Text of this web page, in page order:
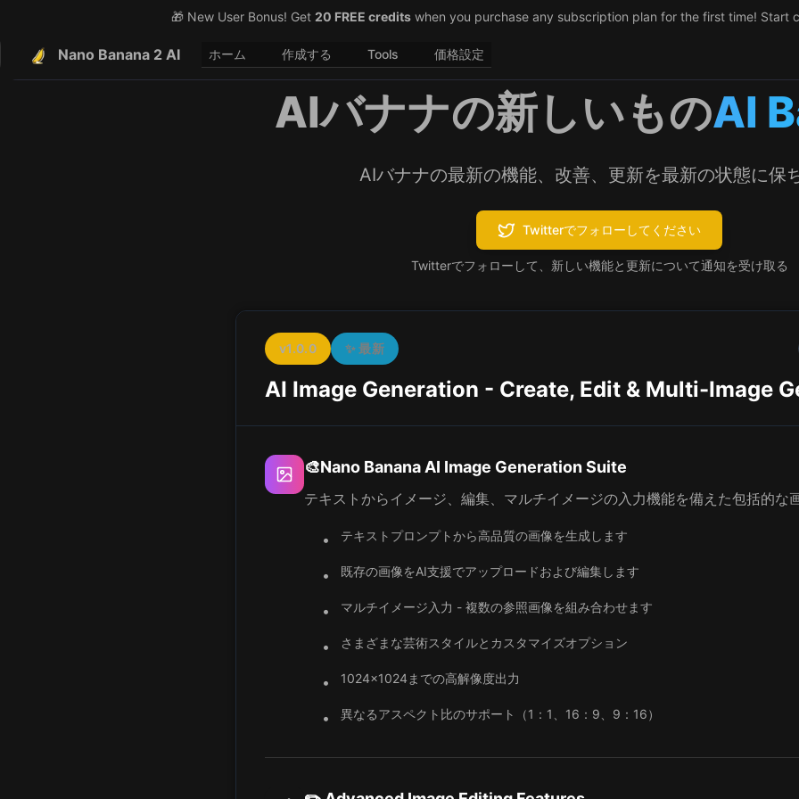
🎁 New User Bonus! Get 20 FREE creditswhen you purchase any subscription plan for the first time! Start
Nano Banana 2 AI ホーム 作成する Tools 価格設定
AIバナナの新しいものAI
AIバナナの最新の機能、改善、更新を最新の状態に保
Twitterでフォローしてください
Twitterでフォローして、新しい機能と更新について通知を受け取る
v1.0.0 ✨最新
AI Image Generation - Create, Edit & Multi-Image
🎨Nano Banana AI Image Generation Suite
テキストからイメージ、編集、マルチイメージの入力機能を備えた包括的な
• テキストプロンプトから高品質の画像を生成します
• 既存の画像をAI支援でアップロードおよび編集します
• マルチイメージ入力 - 複数の参照画像を組み合わせます
• さまざまな芸術スタイルとカスタマイズオプション
• 1024x1024までの高解像度出力
• 異なるアスペクト比のサポート（1：1、16：9、9：16）